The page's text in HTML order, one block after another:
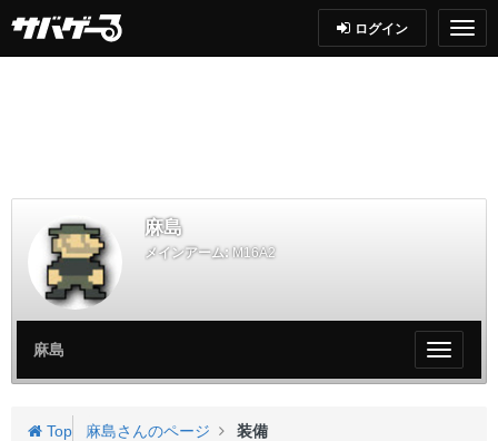
ログイン
麻島
メインアーム: M16A2
My
ペ
麻島
Top 麻島さんのページ 装備